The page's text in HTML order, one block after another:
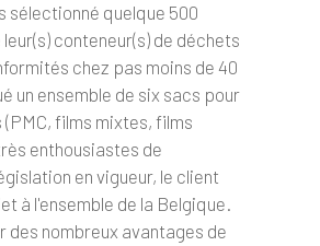
sélectionné quelque 500
conteneur(s) de déchets
chez pas moins de 40
un ensemble de six sacs pour
films mixtes, films
enthousiastes de
en vigueur, le client
à l'ensemble de la Belgique.
nombreux avantages de